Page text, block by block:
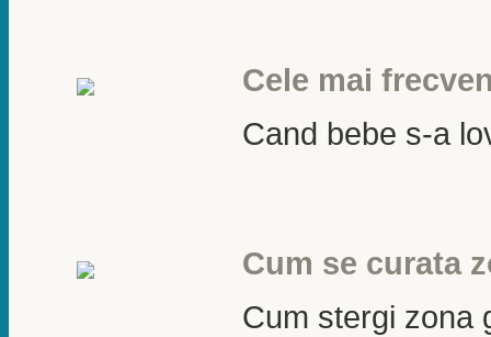
Cele mai
Cand bebe s-a
Cum se curata
Cum stergi zona